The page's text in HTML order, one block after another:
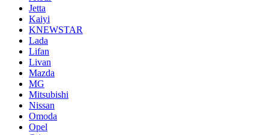
Jetta
Kaiyi
KNEWSTAR
Lada
Lifan
Livan
Mazda
MG
Mitsubishi
Nissan
Omoda
Opel